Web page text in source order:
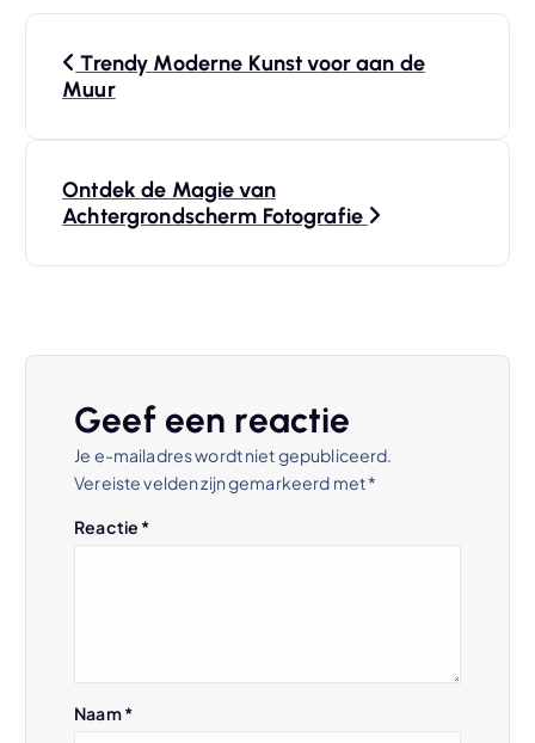
Trendy Moderne Kunst voor aan de
Muur
Ontdek de Magie van
Achtergrondscherm Fotografie
Geef een reactie
Je e-mailadres wordt niet gepubliceerd.
Vereiste velden zijn gemarkeerd met*
Reactie *
Naam*